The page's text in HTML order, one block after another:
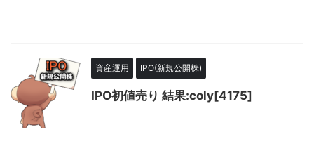
資産運用 IPO(新規公開株)
IPO初値売り 結果:coly[4175]